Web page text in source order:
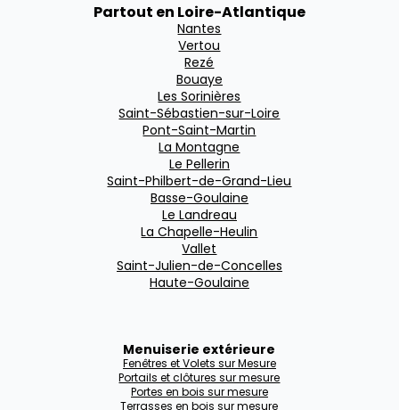
Partout en Loire-Atlantique
Nantes
Vertou
Rezé
Bouaye
Les Sorinières
Saint-Sébastien-sur-Loire
Pont-Saint-Martin
La Montagne
Le Pellerin
Saint-Philbert-de-Grand-Lieu
Basse-Goulaine
Le Landreau
La Chapelle-Heulin
Vallet
Saint-Julien-de-Concelles
Haute-Goulaine
Menuiserie extérieure
Fenêtres et Volets sur Mesure
Portails et clôtures sur mesure
Portes en bois sur mesure
Terrasses en bois sur mesure